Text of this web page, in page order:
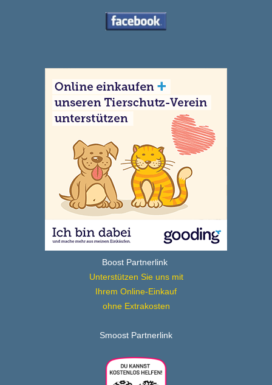
Boost Partnerlink
Unterstützen Sie uns mit
Ihrem Online-Einkauf
ohne Extrakosten
Smoost Partnerlink